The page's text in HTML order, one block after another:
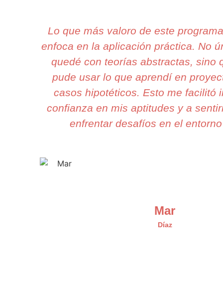
Lo que más valoro de este
enfoca en la aplicación práctica. No
quedé con teorías abstractas, sino
pude usar lo que aprendí en
casos hipotéticos. Esto me facilitó
confianza en mis aptitudes y a
enfrentar desafíos en el
Mar
Díaz